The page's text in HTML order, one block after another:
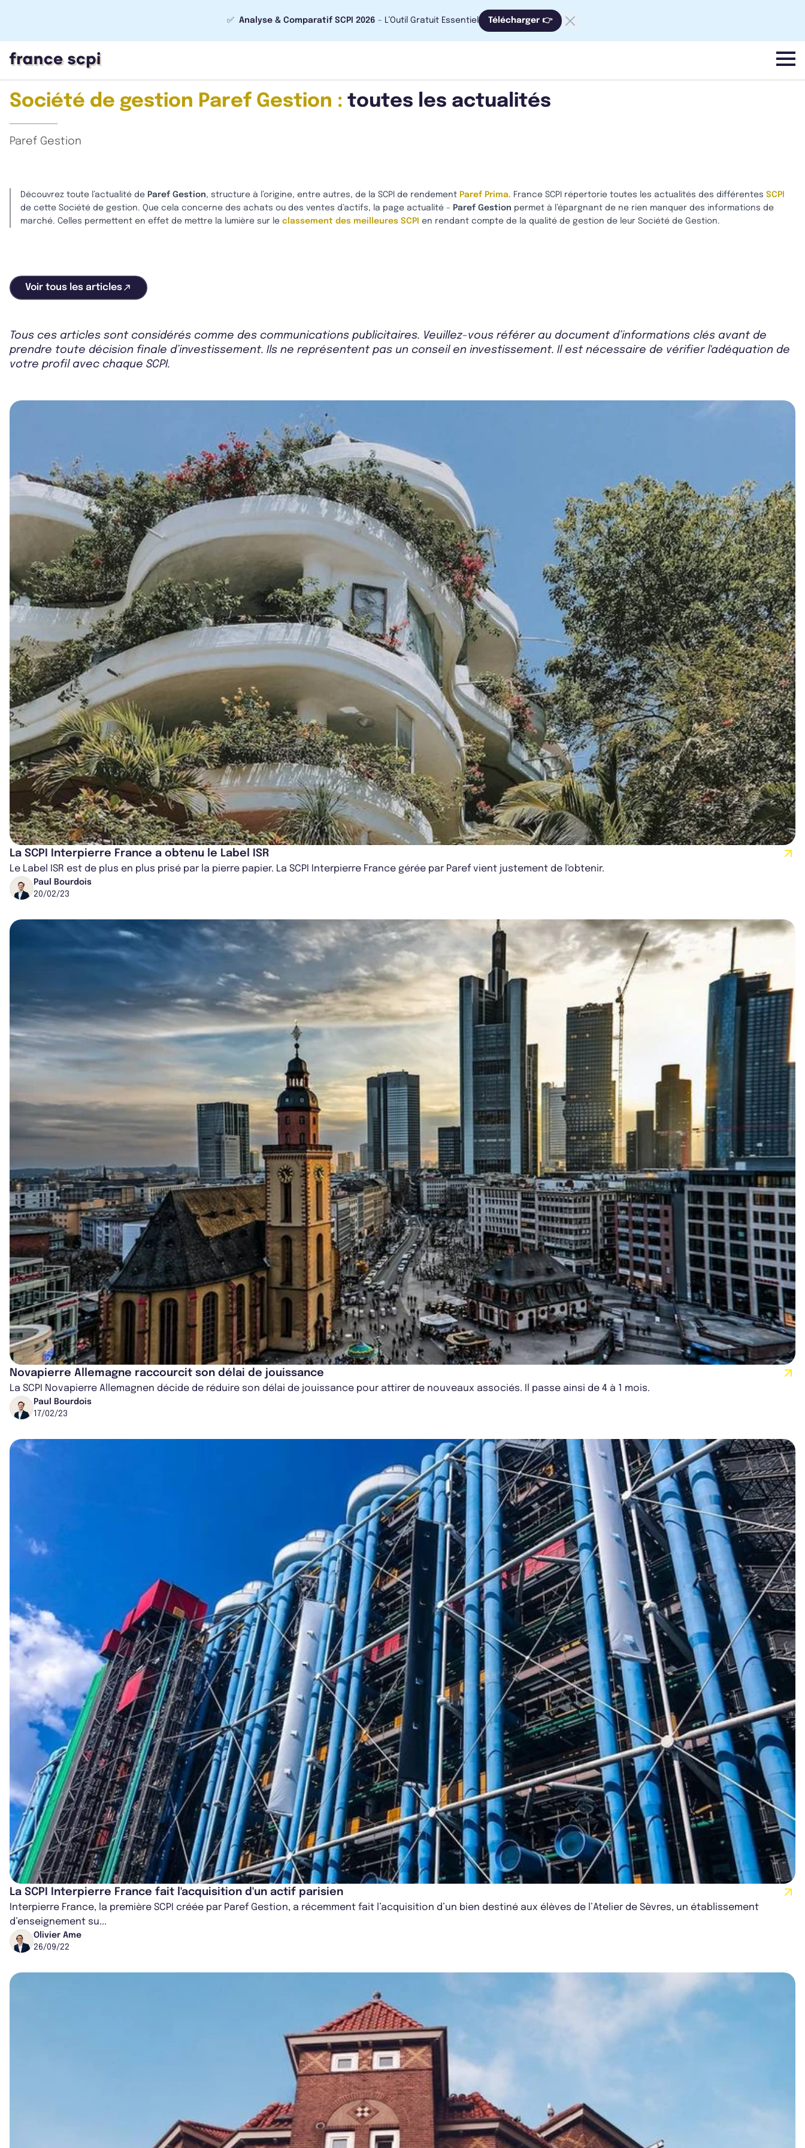
✅ Analyse & Comparatif SCPI 2026 - L’Outil Gratuit Essentiel Télécharger 👉
menu
Société de gestion Paref Gestion : toutes les actualités
Paref Gestion
Découvrez toute l’actualité de Paref Gestion, structure à l’origine, entre autres, de la SCPI de rendement Paref Prima. France SCPI répertorie toutes les actualités des différentes SCPI
de cette Société de gestion. Que cela concerne des achats ou des ventes d’actifs, la page actualité – Paref Gestion permet à l’épargnant de ne rien manquer des informations de
marché. Celles permettent en effet de mettre la lumière sur le classement des meilleures SCPI en rendant compte de la qualité de gestion de leur Société de Gestion.
Voir tous les articles
Tous ces articles sont considérés comme des communications publicitaires. Veuillez-vous référer au document d’informations clés avant de
prendre toute décision finale d’investissement. Ils ne représentent pas un conseil en investissement. Il est nécessaire de vérifier l'adéquation de
votre profil avec chaque SCPI.
La SCPI Interpierre France a obtenu le Label ISR
Le Label ISR est de plus en plus prisé par la pierre papier. La SCPI Interpierre France gérée par Paref vient justement de l'obtenir.
Paul Bourdois
20/02/23
Novapierre Allemagne raccourcit son délai de jouissance
La SCPI Novapierre Allemagnen décide de réduire son délai de jouissance pour attirer de nouveaux associés. Il passe ainsi de 4 à 1 mois.
Paul Bourdois
17/02/23
La SCPI Interpierre France fait l'acquisition d'un actif parisien
Interpierre France, la première SCPI créée par Paref Gestion, a récemment fait l’acquisition d’un bien destiné aux élèves de l’Atelier de Sèvres, un établissement
d’enseignement su...
Olivier Ame
26/09/22